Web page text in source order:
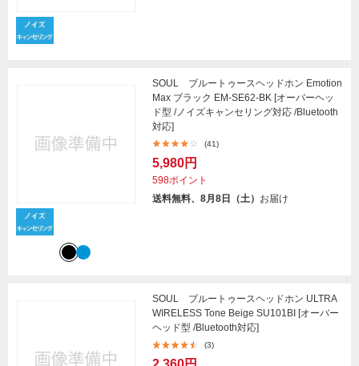
SOUL ブルートゥースヘッドホン Emotion
Max ブラック EM-SE62-BK [オーバーヘッ
ド型 /ノイズキャンセリング対応 /Bluetooth
対応]
(41)
5,980円
598ポイント
送料無料、8月8日（土） お届け
SOUL ブルートゥースヘッドホン ULTRA
WIRELESS Tone Beige SU101BI [オーバー
ヘッド型 /Bluetooth対応]
(3)